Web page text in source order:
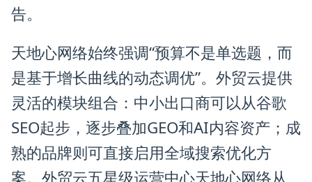
告。
天地心网络始终强调“预算不是单选题，而
是基于增长曲线的动态调优”。外贸云提供
灵活的模块组合：中小出口商可以从谷歌
SEO起步，逐步叠加GEO和AI内容资产；成
熟的品牌则可直接启用全域搜索优化方
案。外贸云五星级运营中心天地心网络从